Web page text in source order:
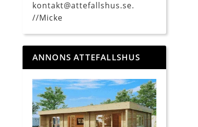
kontakt@attefallshus.se.
//Micke
ANNONS ATTEFALLSHUS